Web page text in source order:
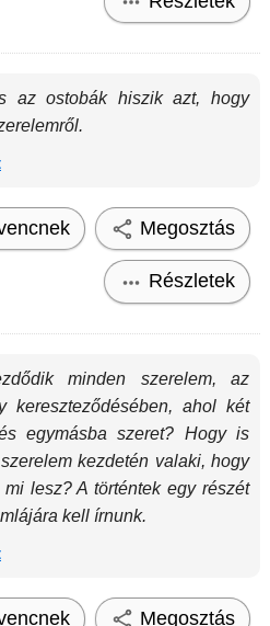
az ostobák hiszik azt, hogy
Megosztás
Részletek
minden szerelem, az
kereszteződésében, ahol két
egymásba szeret? Hogy is
kezdetén valaki, hogy
lesz? A történtek egy részét
kell írnunk.
Megosztás